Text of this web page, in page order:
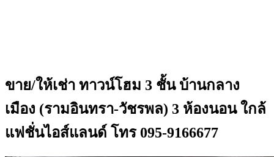
ขาย/ให้เช่า ทาวน์โฮม 3 ชั้น บ้านกลาง
เมือง (รามอินทรา-วัชรพล) 3 ห้องนอน ใกล้
แฟชั่นไอส์แลนด์ โทร 095-9166677